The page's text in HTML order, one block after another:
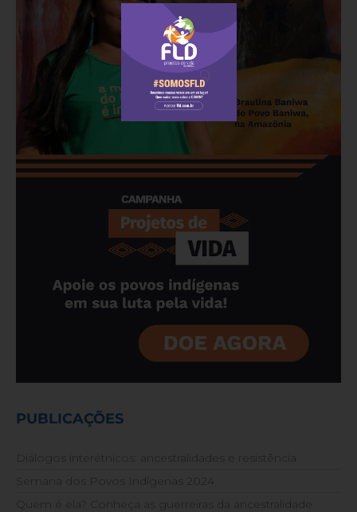
PUBLICAÇÕES
Diálogos interétnicos: ancestralidades e resistência
Semana dos Povos Indígenas 2024
Quem é ela? Conheça as guerreiras da ancestralidade